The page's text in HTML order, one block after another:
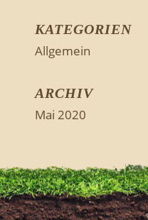
KATEGORIEN
Allgemein
ARCHIV
Mai 2020